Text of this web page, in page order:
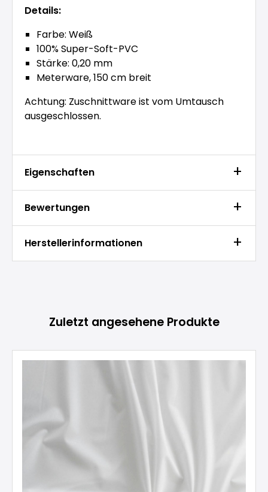
Details:
Farbe: Weiß
100% Super-Soft-PVC
Stärke: 0,20 mm
Meterware, 150 cm breit
Achtung: Zuschnittware ist vom Umtausch
ausgeschlossen.
Eigenschaften
Bewertungen
Herstellerinformationen
Zuletzt angesehene Produkte